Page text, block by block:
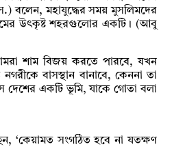
বলেন, মহাযুদ্ধের সময় মুসলিমদের
উৎকৃষ্ট শহরগুলোর একটি। (আবু
শাম বিজয় করতে পারবে, যখন
বাসস্থান বানাবে, কেননা তা
দেশের একটি ভূমি, যাকে গোতা বলা
‘কেয়ামত সংগঠিত হবে না যতক্ষণ